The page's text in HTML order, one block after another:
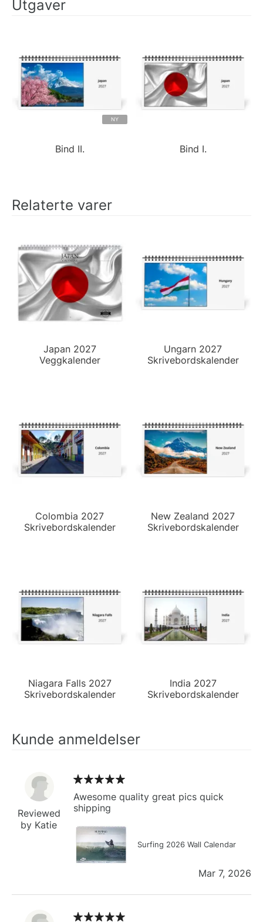
Utgaver
NY
Bind II. Bind I.
Relaterte varer
Japan 2027
Veggkalender
Ungarn 2027
Skrivebordskalender
Colombia 2027
Skrivebordskalender
New Zealand 2027
Skrivebordskalender
Niagara Falls 2027
Skrivebordskalender
India 2027
Skrivebordskalender
Kunde anmeldelser
Reviewed
by Katie
Awesome quality great pics quick
shipping
Surfing 2026 Wall Calendar
Mar 7, 2026